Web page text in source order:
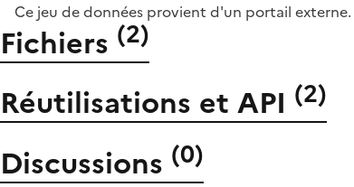
Ce jeu de données provient d'un portail externe.
Fichiers (2)
Réutilisations et API (2)
Discussions (0)